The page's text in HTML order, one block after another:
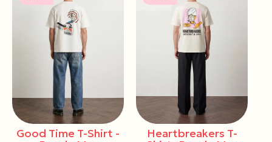
Good Time T-Shirt -
Heartbreakers T-